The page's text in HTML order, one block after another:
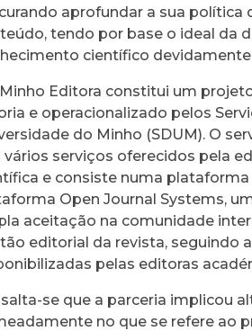
aprofundar a sua política
tendo por base o ideal da
científico
Editora constitui um
e operacionalizado pelos
do Minho (SDUM). O
vários serviços oferecidos pela
e consiste numa
Open Journal Systems,
aceitação na comunidade
editorial da revista, seguindo
pelas editoras
se que a parceria implicou
no que se refere ao